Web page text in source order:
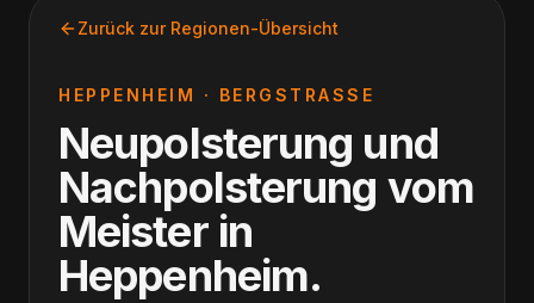
Zurück zur Regionen-Übersicht
HEPPENHEIM · BERGSTRASSE
Neupolsterung und
Nachpolsterung vom
Meisterin
Heppenheim.